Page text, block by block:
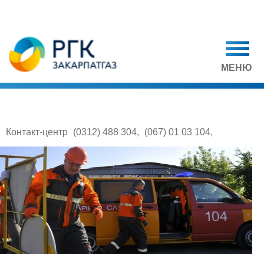
МЕНЮ
Контакт-центр (0312) 488 304, (067) 01 03 104,